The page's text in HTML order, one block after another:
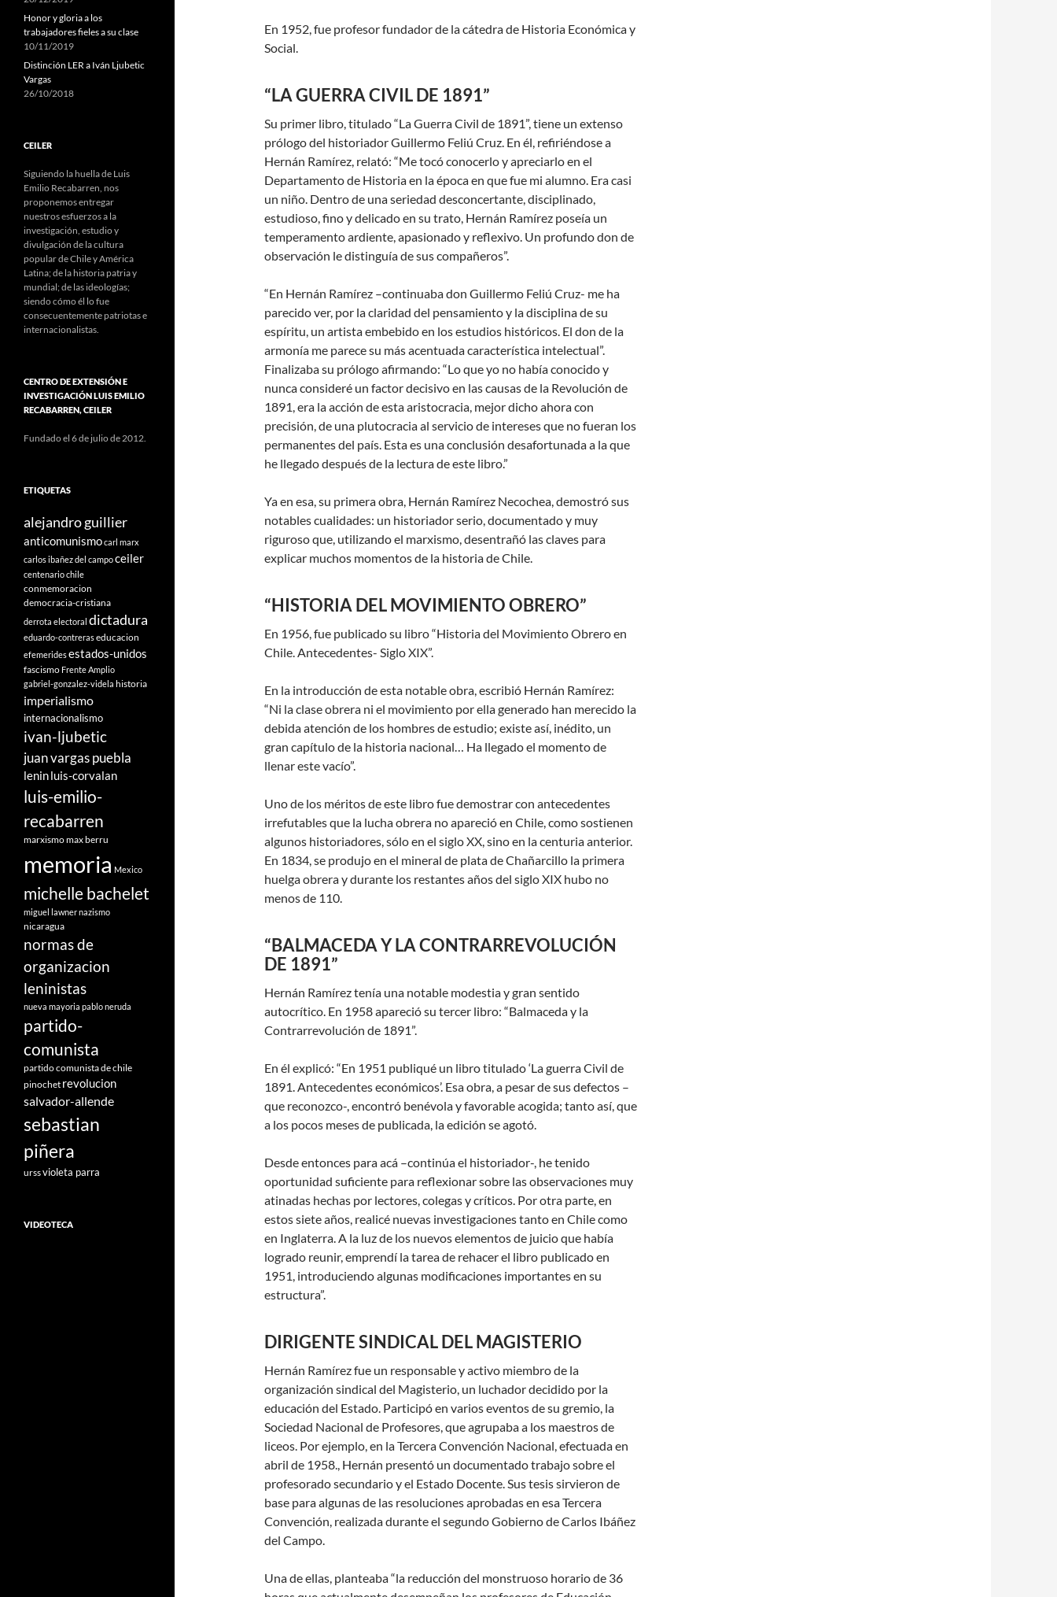
En 1952, fue profesor fundador de la cátedra de Historia Económica y
Social.
“LA GUERRA CIVIL DE 1891”
Su primer libro, titulado “La Guerra Civil de 1891”, tiene un extenso
prólogo del historiador Guillermo Feliú Cruz. En él, refiriéndose a
Hernán Ramírez, relató: “Me tocó conocerlo y apreciarlo en el
Departamento de Historia en la época en que fue mi alumno. Era casi
un niño. Dentro de una seriedad desconcertante, disciplinado,
estudioso, fino y delicado en su trato, Hernán Ramírez poseía un
temperamento ardiente, apasionado y reflexivo. Un profundo don de
observación le distinguía de sus compañeros”.
“En Hernán Ramírez –continuaba don Guillermo Feliú Cruz- me ha
parecido ver, por la claridad del pensamiento y la disciplina de su
espíritu, un artista embebido en los estudios históricos. El don de la
armonía me parece su más acentuada característica intelectual”.
Finalizaba su prólogo afirmando: “Lo que yo no había conocido y
nunca consideré un factor decisivo en las causas de la Revolución de
1891, era la acción de esta aristocracia, mejor dicho ahora con
precisión, de una plutocracia al servicio de intereses que no fueran los
permanentes del país. Esta es una conclusión desafortunada a la que
he llegado después de la lectura de este libro.”
Ya en esa, su primera obra, Hernán Ramírez Necochea, demostró sus
notables cualidades: un historiador serio, documentado y muy
riguroso que, utilizando el marxismo, desentrañó las claves para
explicar muchos momentos de la historia de Chile.
“HISTORIA DEL MOVIMIENTO OBRERO”
En 1956, fue publicado su libro “Historia del Movimiento Obrero en
Chile. Antecedentes- Siglo XIX”.
En la introducción de esta notable obra, escribió Hernán Ramírez:
“Ni la clase obrera ni el movimiento por ella generado han merecido la
debida atención de los hombres de estudio; existe así, inédito, un
gran capítulo de la historia nacional… Ha llegado el momento de
llenar este vacío”.
Uno de los méritos de este libro fue demostrar con antecedentes
irrefutables que la lucha obrera no apareció en Chile, como sostienen
algunos historiadores, sólo en el siglo XX, sino en la centuria anterior.
En 1834, se produjo en el mineral de plata de Chañarcillo la primera
huelga obrera y durante los restantes años del siglo XIX hubo no
menos de 110.
“BALMACEDA Y LA CONTRARREVOLUCIÓN
DE 1891”
Hernán Ramírez tenía una notable modestia y gran sentido
autocrítico. En 1958 apareció su tercer libro: “Balmaceda y la
Contrarrevolución de 1891”.
En él explicó: “En 1951 publiqué un libro titulado ‘La guerra Civil de
1891. Antecedentes económicos’. Esa obra, a pesar de sus defectos –
que reconozco-, encontró benévola y favorable acogida; tanto así, que
a los pocos meses de publicada, la edición se agotó.
Desde entonces para acá –continúa el historiador-, he tenido
oportunidad suficiente para reflexionar sobre las observaciones muy
atinadas hechas por lectores, colegas y críticos. Por otra parte, en
estos siete años, realicé nuevas investigaciones tanto en Chile como
en Inglaterra. A la luz de los nuevos elementos de juicio que había
logrado reunir, emprendí la tarea de rehacer el libro publicado en
1951, introduciendo algunas modificaciones importantes en su
estructura”.
DIRIGENTE SINDICAL DEL MAGISTERIO
Hernán Ramírez fue un responsable y activo miembro de la
organización sindical del Magisterio, un luchador decidido por la
educación del Estado. Participó en varios eventos de su gremio, la
Sociedad Nacional de Profesores, que agrupaba a los maestros de
liceos. Por ejemplo, en la Tercera Convención Nacional, efectuada en
abril de 1958., Hernán presentó un documentado trabajo sobre el
profesorado secundario y el Estado Docente. Sus tesis sirvieron de
base para algunas de las resoluciones aprobadas en esa Tercera
Convención, realizada durante el segundo Gobierno de Carlos Ibáñez
del Campo.
Una de ellas, planteaba “la reducción del monstruoso horario de 36
Honor y gloria a los
trabajadores fieles a su clase
10/11/2019
Distinción LER a Iván Ljubetic
Vargas
26/10/2018
CEILER
Siguiendo la huella de Luis
Emilio Recabarren, nos
proponemos entregar
nuestros esfuerzos a la
investigación, estudio y
divulgación de la cultura
popular de Chile y América
Latina; de la historia patria y
mundial; de las ideologías;
siendo cómo él lo fue
consecuentemente patriotas e
internacionalistas.
CENTRO DE EXTENSIÓN E
INVESTIGACIÓN LUIS EMILIO
RECABARREN, CEILER
Fundado el 6 de julio de 2012.
ETIQUETAS
alejandro guillier
anticomunismocarl marx
carlos ibañez del campoceiler
centenariochile
conmemoracion
democracia-cristiana
derrota electoral dictadura
eduardo-contreraseducacion
efemeridesestados-unidos
fascismo Frente Amplio
gabriel-gonzalez-videla historia
imperialismo
internacionalismo
ivan-ljubetic
juan vargas puebla
leninluis-corvalan
luis-emilio-
recabarren
marxismomax berru
memoria Mexico
michelle bachelet
miguel lawnernazismo
nicaragua
normas de
organizacion
leninistas
nueva mayoria pablo neruda
partido-
comunista
partido comunista de chile
pinochet revolucion
salvador-allende
sebastian
piñera
urssvioleta parra
VIDEOTECA